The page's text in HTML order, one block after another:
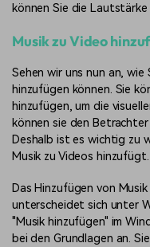
können Sie die Lautstärke
Musik zu Video
Sehen wir uns nun an,
hinzufügen können. Sie
hinzufügen, um die
können sie den
Deshalb ist es wichtig zu
Musik zu Videos hinzufügt.
Das Hinzufügen von
unterscheidet sich unter
"Musik hinzufügen" im
bei den Grundlagen an.